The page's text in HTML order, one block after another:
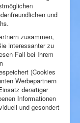
und
zusammen,
interessanter zu
Fall bei Ihrem
(Cookies
Werbepartnern
derartiger
Informationen
und gesondert